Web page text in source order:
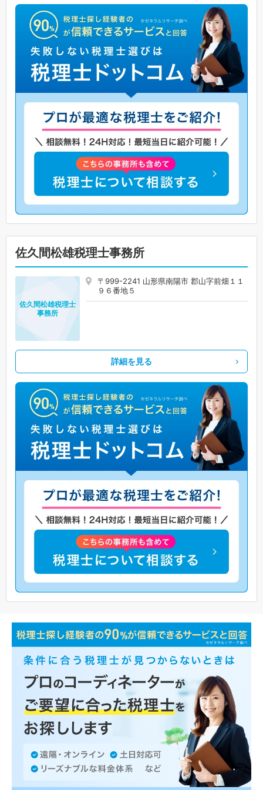
佐久間松雄税理士事務所
〒999-2241 山形県南陽市 郡山字前畑１１
９６番地５
佐久間松雄税理士
事務所
詳細を見る